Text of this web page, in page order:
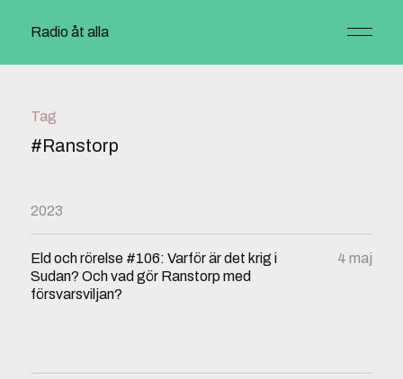
Radio åt alla
Tag
#Ranstorp
2023
Eld och rörelse #106: Varför är det krig i
Sudan? Och vad gör Ranstorp med
försvarsviljan?
4 maj